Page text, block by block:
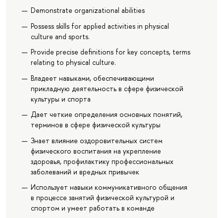
Demonstrate organizational abilities
Possess skills for applied activities in physical
culture and sports.
Provide precise definitions for key concepts, terms
relating to physical culture.
Владеет навыками, обеспечивающими
прикладную деятельность в сфере физической
культуры и спорта
Дает четкие определения основных понятий,
терминов в сфере физической культуры
Знает влияние оздоровительных систем
физического воспитания на укрепление
здоровья, профилактику профессиональных
заболеваний и вредных привычек
Использует навыки коммуникативного общения
в процессе занятий физической культурой и
спортом и умеет работать в команде